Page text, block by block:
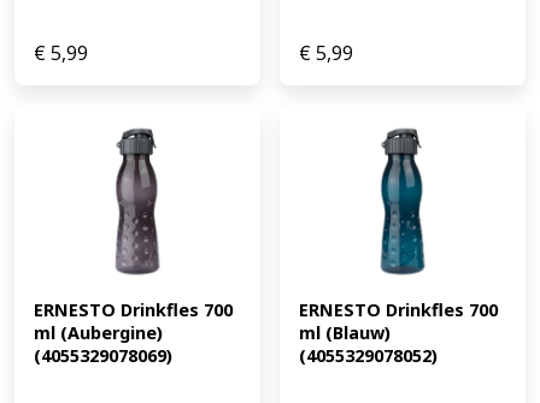
€5,99 €5,99
ERNESTO Drinkfles 700
ml (Aubergine)
(4055329078069)
ERNESTO Drinkfles 700
ml (Blauw)
(4055329078052)